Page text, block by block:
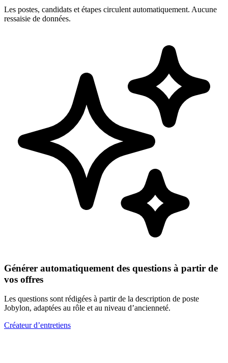
Les postes, candidats et étapes circulent automatiquement. Aucune
ressaisie de données.
Générer automatiquement des questions à partir de
vos offres
Les questions sont rédigées à partir de la description de poste
Jobylon, adaptées au rôle et au niveau d’ancienneté.
Créateur d’entretiens